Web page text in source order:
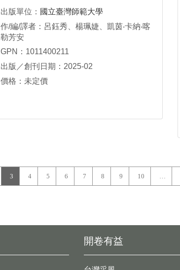
出版單位： 國立臺灣師範大學
作/編/譯者：呂鈺秀、楊珮婕、凱茵‧卡納‧喀
勒芳安
GPN：1011400211
出版／創刊日期：2025-02
價格：未定價
3 4 5 6 7 8 9 10 …
開卷有益